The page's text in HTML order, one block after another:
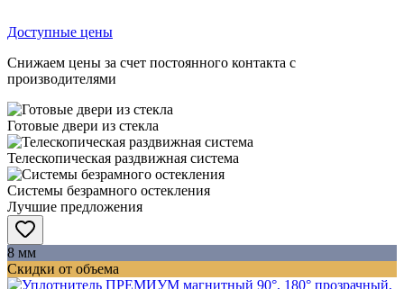
Доступные цены
Снижаем цены за счет постоянного контакта с
производителями
Готовые двери из стекла
Телескопическая раздвижная система
Системы безрамного остекления
Лучшие предложения
8 мм
Скидки от объема